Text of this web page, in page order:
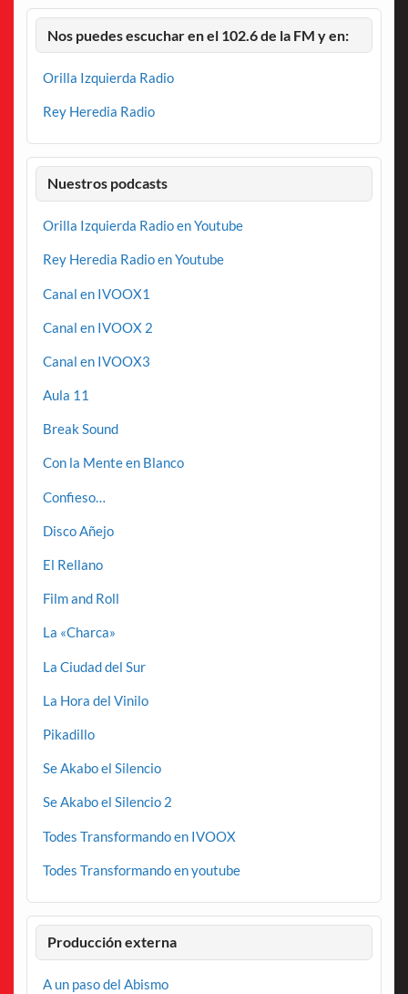
Nos puedes escuchar en el 102.6 de la FM y en:
Orilla Izquierda Radio
Rey Heredia Radio
Nuestros podcasts
Orilla Izquierda Radio en Youtube
Rey Heredia Radio en Youtube
Canal en IVOOX1
Canal en IVOOX 2
Canal en IVOOX3
Aula 11
Break Sound
Con la Mente en Blanco
Confieso…
Disco Añejo
El Rellano
Film and Roll
La «Charca»
La Ciudad del Sur
La Hora del Vinilo
Pikadillo
Se Akabo el Silencio
Se Akabo el Silencio 2
Todes Transformando en IVOOX
Todes Transformando en youtube
Producción externa
A un paso del Abismo